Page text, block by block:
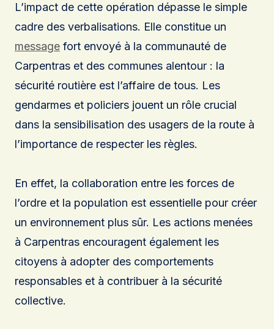
L’impact de cette opération dépasse le simple
cadre des verbalisations. Elle constitue un
message fort envoyé à la communauté de
Carpentras et des communes alentour : la
sécurité routière est l’affaire de tous. Les
gendarmes et policiers jouent un rôle crucial
dans la sensibilisation des usagers de la route à
l’importance de respecter les règles.
En effet, la collaboration entre les forces de
l’ordre et la population est essentielle pour créer
un environnement plus sûr. Les actions menées
à Carpentras encouragent également les
citoyens à adopter des comportements
responsables et à contribuer à la sécurité
collective.